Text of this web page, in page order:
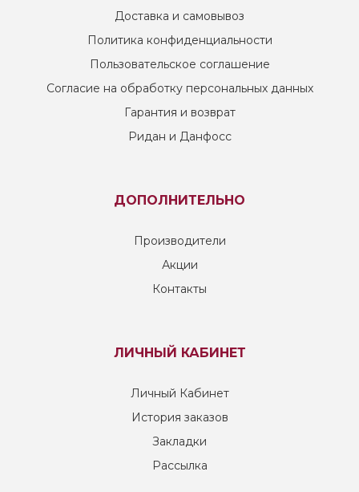
Доставка и самовывоз
Политика конфиденциальности
Пользовательское соглашение
Согласие на обработку персональных данных
Гарантия и возврат
Ридан и Данфосс
ДОПОЛНИТЕЛЬНО
Производители
Акции
Контакты
ЛИЧНЫЙ КАБИНЕТ
Личный Кабинет
История заказов
Закладки
Рассылка